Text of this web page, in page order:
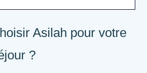
Asilah pour votre
?